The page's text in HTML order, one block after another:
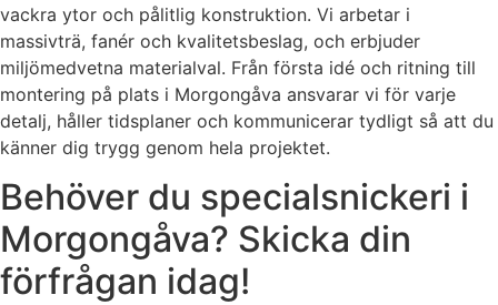
vackra ytor och pålitlig konstruktion. Vi arbetar i
massivträ, fanér och kvalitetsbeslag, och erbjuder
miljömedvetna materialval. Från första idé och ritning till
montering på plats i Morgongåva ansvarar vi för varje
detalj, håller tidsplaner och kommunicerar tydligt så att du
känner dig trygg genom hela projektet.
Behöver du specialsnickeri i
Morgongåva? Skicka din
förfrågan idag!